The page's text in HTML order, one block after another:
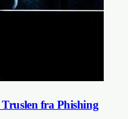
fra Phishing